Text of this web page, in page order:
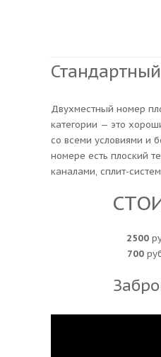
Двухместный номер
категории — это
со всеми условиями и
номере есть плоский
каналами, сплит-
2500
700